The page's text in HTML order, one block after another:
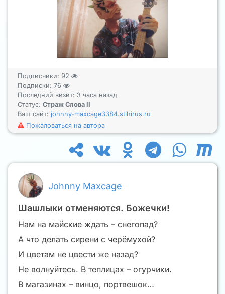
Подписчики: 92
Подписки: 76
Последний визит: 3 часа назад
Статус: Страж Слова II
Ваш сайт: johnny-maxcage3384.stihirus.ru
Пожаловаться на автора
Johnny Maxcage
Шашлыки отменяются. Божечки!
Нам на майские ждать – снегопад?
А что делать сирени с черёмухой?
И цветам не цвести же назад?
Не волнуйтесь. В теплицах – огурчики.
В магазинах – винцо, портвешок…